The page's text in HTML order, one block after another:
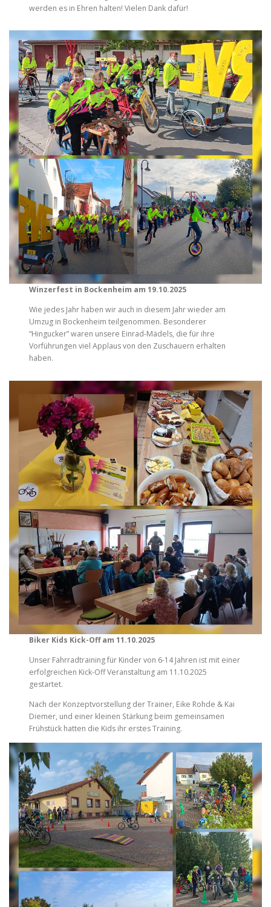
werden es in Ehren halten! Vielen Dank dafür!
Winzerfest in Bockenheim am 19.10.2025
Wie jedes Jahr haben wir auch in diesem Jahr wieder am
Umzug in Bockenheim teilgenommen. Besonderer
“Hingucker” waren unsere Einrad-Mädels, die für ihre
Vorführungen viel Applaus von den Zuschauern erhalten
haben.
Biker Kids Kick-Off am 11.10.2025
Unser Fahrradtraining für Kinder von 6-14 Jahren ist mit einer
erfolgreichen Kick-Off Veranstaltung am 11.10.2025
gestartet.
Nach der Konzeptvorstellung der Trainer, Eike Rohde & Kai
Diemer, und einer kleinen Stärkung beim gemeinsamen
Frühstück hatten die Kids ihr erstes Training.